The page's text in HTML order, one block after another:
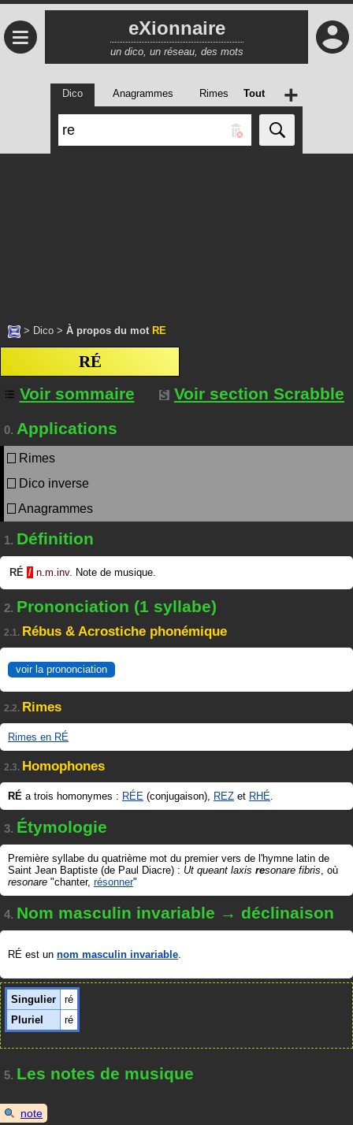
≡ eXionnaire
un dico, un réseau, des mots
Dico Anagrammes Rimes Tout +
> Dico > À propos du mot RE
RÉ
Voir sommaire
Voir section Scrabble
0. Applications
Rimes
Dico inverse
Anagrammes
1. Définition
RÉ / n.m.inv. Note de musique.
2. Prononciation (1 syllabe)
2.1. Rébus & Acrostiche phonémique
voir la prononciation
2.2. Rimes
Rimes en RÉ
2.3. Homophones
RÉ a trois homonymes : RÉE (conjugaison), REZ et RHÉ.
3. Étymologie
Première syllabe du quatrième mot du premier vers de l'hymne latin de
Saint Jean Baptiste (de Paul Diacre) : Ut queant laxis resonare fibris, où
resonare "chanter, résonner"
4. Nom masculin invariable → déclinaison
RÉ est un nom masculin invariable.
Singulier
ré
Pluriel
ré
5. Les notes de musique
note